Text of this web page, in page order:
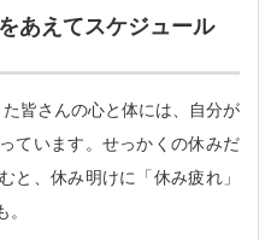
あえてスケジュール
皆さんの心と体には、自分が
ています。せっかくの休みだ
と、休み明けに「休み疲れ」